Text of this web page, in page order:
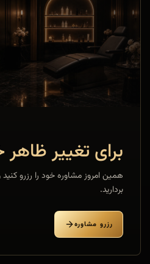
برای تغییر ظاهر
همین امروز مشاوره خود را رزرو کنید
بردارید.
رزرو مشاوره